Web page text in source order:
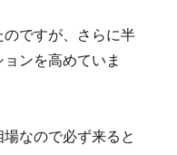
ですが、さらに半
ンを高めていま
なので必ず来ると